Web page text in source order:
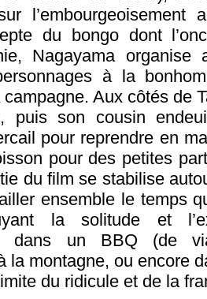
du bongo dont
Nagayama
à la
Aux côtés de
puis son cousin
pour reprendre en
pour des petites
du film se stabilise
ensemble le temps
la solitude et
dans un BBQ (de
la montagne, ou encore
du ridicule et de la